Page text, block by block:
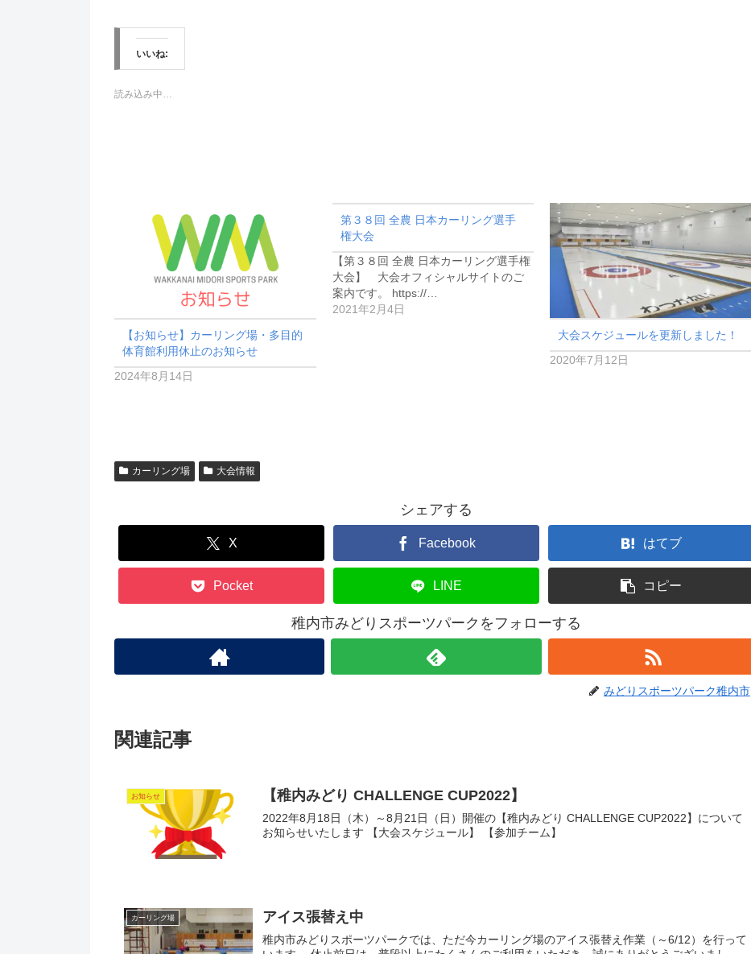
いいね:
読み込み中…
【お知らせ】カーリング場・多目的
体育館利用休止のお知らせ
2024年8月14日
第３８回 全農 日本カーリング選手
権大会
【第３８回 全農 日本カーリング選手権
大会】 大会オフィシャルサイトのご
案内です。 https://…
2021年2月4日
大会スケジュールを更新しました！
2020年7月12日
カーリング場 大会情報
シェアする
X Facebook はてブ
Pocket LINE コピー
稚内市みどりスポーツパークをフォローする
みどりスポーツパーク稚内市
関連記事
お知らせ 【稚内みどり CHALLENGE CUP2022】
2022年8月18日（木）～8月21日（日）開催の【稚内みどり CHALLENGE CUP2022】について
お知らせいたします 【大会スケジュール】 【参加チーム】
カーリング場 アイス張替え中
稚内市みどりスポーツパークでは、ただ今カーリング場のアイス張替え作業（～6/12）を行って